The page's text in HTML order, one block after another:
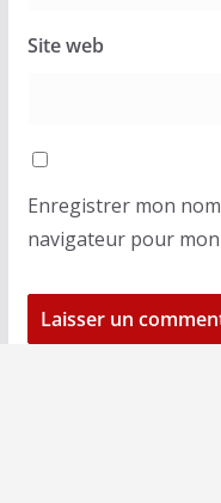
Site web
Enregistrer mon
navigateur pour